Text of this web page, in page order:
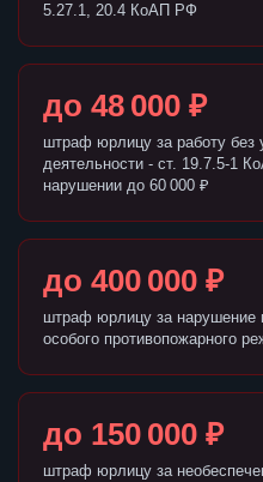
5.27.1, 20.4 КоАП РФ
до 48 000 ₽
штраф юрлицу за работу без
деятельности - ст. 19.7.5-1
нарушении до 60 000 ₽
до 400 000 ₽
штраф юрлицу за нарушение
особого противопожарного
до 150 000 ₽
штраф юрлицу за